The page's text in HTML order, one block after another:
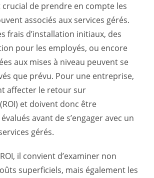
crucial de prendre en compte les
associés aux services gérés.
frais d’installation initiaux, des
pour les employés, ou encore
aux mises à niveau peuvent se
que prévu. Pour une entreprise,
affecter le retour sur
et doivent donc être
avant de s’engager avec un
gérés.
il convient d’examiner non
superficiels, mais également les